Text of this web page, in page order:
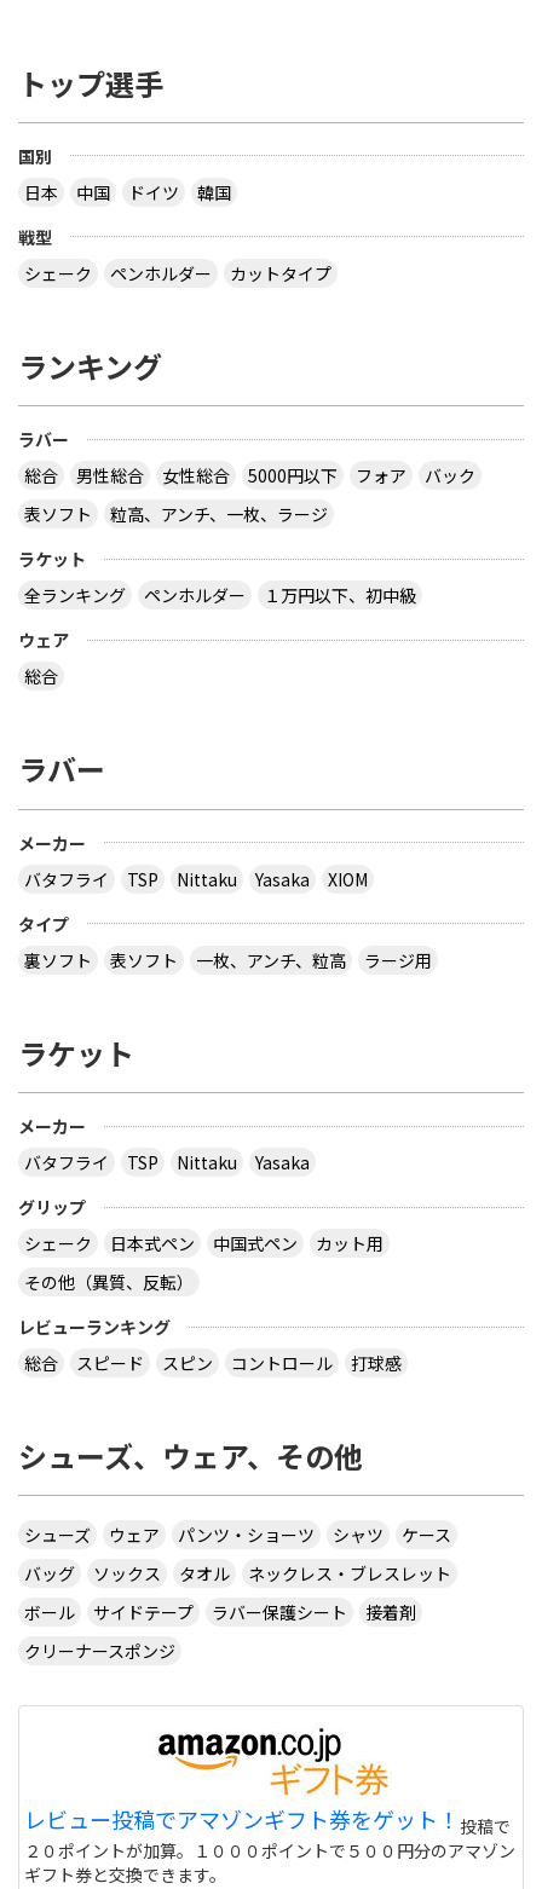
トップ選手
国別
日本
中国 ドイツ
韓国
戦型
シェーク
ペンホルダー カットタイプ
ランキング
ラバー
総合
男性総合 女性総合 5000円以下 フォア
バック
表ソフト
粒高、アンチ、一枚、ラージ
ラケット
全ランキング
ペンホルダー
１万円以下、初中級
ウェア
総合
ラバー
メーカー
バタフライ
TSP Nittaku Yasaka
XIOM
タイプ
裏ソフト
表ソフト 一枚、アンチ、粒高 ラージ用
ラケット
メーカー
バタフライ
TSP Nittaku
Yasaka
グリップ
シェーク
日本式ペン 中国式ペン
カット用
その他（異質、反転）
レビューランキング
総合
スピード スピン コントロール 打球感
シューズ、ウェア、その他
シューズ ウェア パンツ・ショーツ シャツ
ケース
バッグ
ソックス タオル
ネックレス・ブレスレット
ボール
サイドテープ ラバー保護シート
接着剤
クリーナースポンジ
レビュー投稿でアマゾンギフト券をゲット！ 投稿で
２０ポイントが加算。１０００ポイントで５００円分のアマゾン
ギフト券と交換できます。